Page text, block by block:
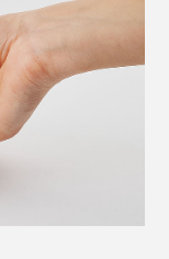
の波長の長さ
の中心に熱が伝
倍。
部からも加熱す
。
レートにチーズ
1、2分。